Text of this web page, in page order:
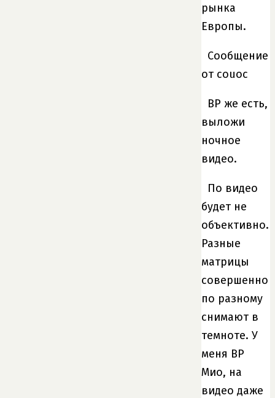
рынка
Европы.
Сообщение
от couoc
ВР же есть,
выложи
ночное
видео.
По видео
будет не
объективно.
Разные
матрицы
совершенно
по разному
снимают в
темноте. У
меня ВР
Мио, на
видео даже